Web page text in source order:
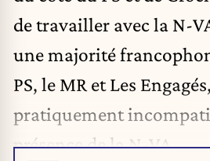
de travailler avec la N-
une majorité
PS, le MR et Les
pratiquement
présence de la N-VA.